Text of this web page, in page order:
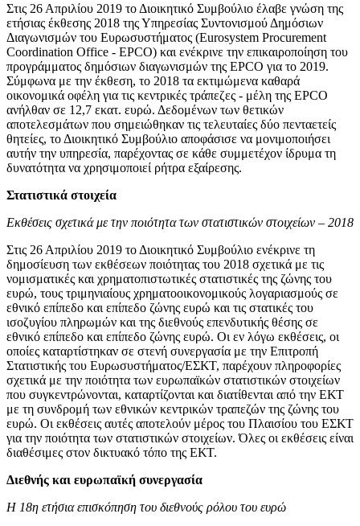
Στις 26 Απριλίου 2019 το Διοικητικό Συμβούλιο έλαβε γνώση της
ετήσιας έκθεσης 2018 της Υπηρεσίας Συντονισμού Δημόσιων
Διαγωνισμών του Ευρωσυστήματος (Eurosystem Procurement
Coordination Office - EPCO) και ενέκρινε την επικαιροποίηση του
προγράμματος δημόσιων διαγωνισμών της EPCO για το 2019.
Σύμφωνα με την έκθεση, το 2018 τα εκτιμώμενα καθαρά
οικονομικά οφέλη για τις κεντρικές τράπεζες - μέλη της EPCO
ανήλθαν σε 12,7 εκατ. ευρώ. Δεδομένων των θετικών
αποτελεσμάτων που σημειώθηκαν τις τελευταίες δύο πενταετείς
θητείες, το Διοικητικό Συμβούλιο αποφάσισε να μονιμοποιήσει
αυτήν την υπηρεσία, παρέχοντας σε κάθε συμμετέχον ίδρυμα τη
δυνατότητα να χρησιμοποιεί ρήτρα εξαίρεσης.
Στατιστικά στοιχεία
Εκθέσεις σχετικά με την ποιότητα των στατιστικών στοιχείων – 2018
Στις 26 Απριλίου 2019 το Διοικητικό Συμβούλιο ενέκρινε τη
δημοσίευση των εκθέσεων ποιότητας του 2018 σχετικά με τις
νομισματικές και χρηματοπιστωτικές στατιστικές της ζώνης του
ευρώ, τους τριμηνιαίους χρηματοοικονομικούς λογαριασμούς σε
εθνικό επίπεδο και επίπεδο ζώνης ευρώ και τις στατικές του
ισοζυγίου πληρωμών και της διεθνούς επενδυτικής θέσης σε
εθνικό επίπεδο και επίπεδο ζώνης ευρώ. Οι εν λόγω εκθέσεις, οι
οποίες καταρτίστηκαν σε στενή συνεργασία με την Επιτροπή
Στατιστικής του Ευρωσυστήματος/ΕΣΚΤ, παρέχουν πληροφορίες
σχετικά με την ποιότητα των ευρωπαϊκών στατιστικών στοιχείων
που συγκεντρώνονται, καταρτίζονται και διατίθενται από την ΕΚΤ
με τη συνδρομή των εθνικών κεντρικών τραπεζών της ζώνης του
ευρώ. Οι εκθέσεις αυτές αποτελούν μέρος του Πλαισίου του ΕΣΚΤ
για την ποιότητα των στατιστικών στοιχείων. Όλες οι εκθέσεις είναι
διαθέσιμες στον δικτυακό τόπο της ΕΚΤ.
Διεθνής και ευρωπαϊκή συνεργασία
Η 18η ετήσια επισκόπηση του διεθνούς ρόλου του ευρώ